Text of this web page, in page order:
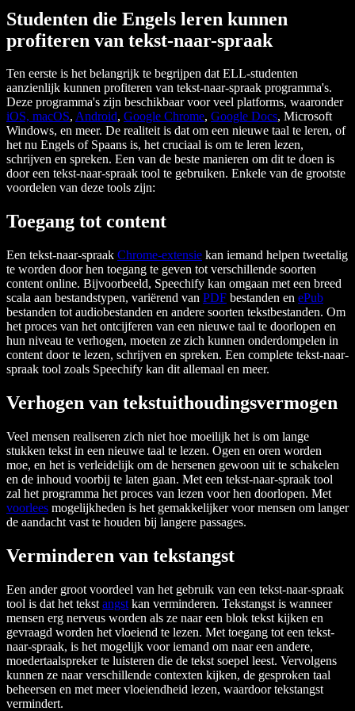
Studenten die Engels leren kunnen
profiteren van tekst-naar-spraak
Ten eerste is het belangrijk te begrijpen dat ELL-studenten
aanzienlijk kunnen profiteren van tekst-naar-spraak programma's.
Deze programma's zijn beschikbaar voor veel platforms, waaronder
iOS, macOS, Android, Google Chrome, Google Docs, Microsoft
Windows, en meer. De realiteit is dat om een nieuwe taal te leren, of
het nu Engels of Spaans is, het cruciaal is om te leren lezen,
schrijven en spreken. Een van de beste manieren om dit te doen is
door een tekst-naar-spraak tool te gebruiken. Enkele van de grootste
voordelen van deze tools zijn:
Toegang tot content
Een tekst-naar-spraak Chrome-extensie kan iemand helpen tweetalig
te worden door hen toegang te geven tot verschillende soorten
content online. Bijvoorbeeld, Speechify kan omgaan met een breed
scala aan bestandstypen, variërend van PDF bestanden en ePub
bestanden tot audiobestanden en andere soorten tekstbestanden. Om
het proces van het ontcijferen van een nieuwe taal te doorlopen en
hun niveau te verhogen, moeten ze zich kunnen onderdompelen in
content door te lezen, schrijven en spreken. Een complete tekst-naar-
spraak tool zoals Speechify kan dit allemaal en meer.
Verhogen van tekstuithoudingsvermogen
Veel mensen realiseren zich niet hoe moeilijk het is om lange
stukken tekst in een nieuwe taal te lezen. Ogen en oren worden
moe, en het is verleidelijk om de hersenen gewoon uit te schakelen
en de inhoud voorbij te laten gaan. Met een tekst-naar-spraak tool
zal het programma het proces van lezen voor hen doorlopen. Met
voorlees mogelijkheden is het gemakkelijker voor mensen om langer
de aandacht vast te houden bij langere passages.
Verminderen van tekstangst
Een ander groot voordeel van het gebruik van een tekst-naar-spraak
tool is dat het tekst angst kan verminderen. Tekstangst is wanneer
mensen erg nerveus worden als ze naar een blok tekst kijken en
gevraagd worden het vloeiend te lezen. Met toegang tot een tekst-
naar-spraak, is het mogelijk voor iemand om naar een andere,
moedertaalspreker te luisteren die de tekst soepel leest. Vervolgens
kunnen ze naar verschillende contexten kijken, de gesproken taal
beheersen en met meer vloeiendheid lezen, waardoor tekstangst
vermindert.